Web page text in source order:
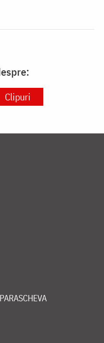
Clipuri